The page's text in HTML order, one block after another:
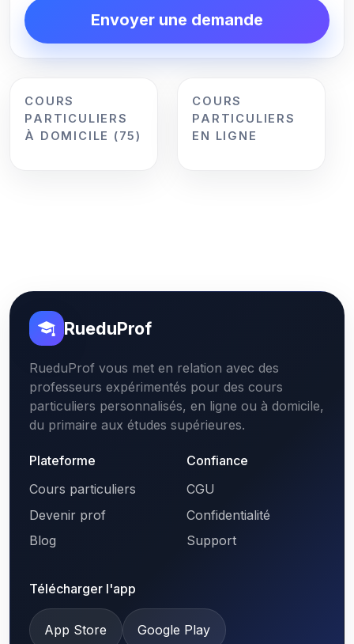
Envoyer une demande
COURS
PARTICULIERS
À DOMICILE (75)
COURS
PARTICULIERS
EN LIGNE
RueduProf
RueduProf vous met en relation avec des
professeurs expérimentés pour des cours
particuliers personnalisés, en ligne ou à domicile,
du primaire aux études supérieures.
Plateforme
Cours particuliers
Devenir prof
Blog
Confiance
CGU
Confidentialité
Support
Télécharger l'app
App Store Google Play